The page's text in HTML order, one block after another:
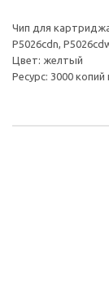
Чип для картриджа
P5026cdn,
Цвет: желтый
Ресурс: 3000